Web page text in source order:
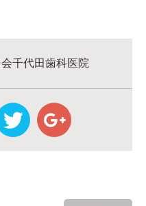
千代田歯科医院